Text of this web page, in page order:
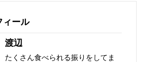
ィール
渡辺
たくさん食べられる振りをしてま